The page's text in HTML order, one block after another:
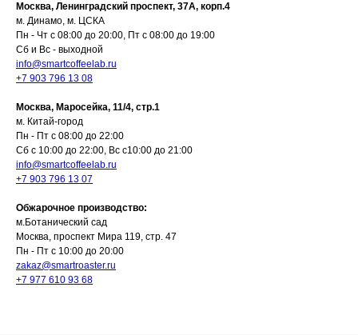
Москва, Ленинградский проспект, 37А, корп.4
м. Динамо, м. ЦСКА
Пн - Чт с 08:00 до 20:00, Пт с 08:00 до 19:00
Сб и Вс - выходной
info@smartcoffeelab.ru
+7 903 796 13 08
Москва, Маросейка, 11/4, стр.1
м. Китай-город
Пн - Пт с 08:00 до 22:00
Сб с 10:00 до 22:00, Вс с10:00 до 21:00
info@smartcoffeelab.ru
+7 903 796 13 07
Обжарочное производство:
м.Ботанический сад
Москва, проспект Мира 119, стр. 47
Пн - Пт с 10:00 до 20:00
zakaz@smartroaster.ru
+7 977 610 93 68
Пн-Пт с 09:00 до 21:00
Сб, Вс и праздничные дни с 10:00 до 21:00
info@smartcoffeelab.ru
+7 926 891 92 01
Москва, проспект Мира 119, стр.
ВДНХ
Как нас найти: